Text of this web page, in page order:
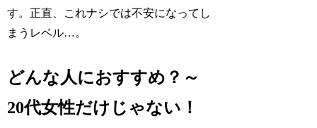
す。正直、これナシでは不安になってし
まうレベル…。
どんな人におすすめ？～
20代女性だけじゃない！